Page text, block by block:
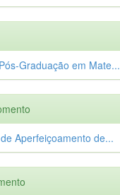
Graduação em Mate...
Aperfeiçoamento de...